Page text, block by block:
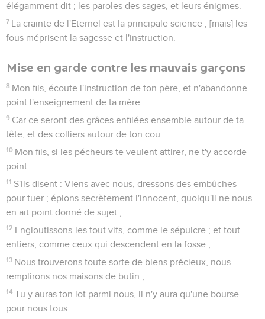
élégamment dit ; les paroles des sages, et leurs énigmes.
7 La crainte de l'Eternel est la principale science ; [mais] les
fous méprisent la sagesse et l'instruction.
Mise en garde contre les mauvais garçons
8 Mon fils, écoute l'instruction de ton père, et n'abandonne
point l'enseignement de ta mère.
9 Car ce seront des grâces enfilées ensemble autour de ta
tête, et des colliers autour de ton cou.
10 Mon fils, si les pécheurs te veulent attirer, ne t'y accorde
point.
11 S'ils disent : Viens avec nous, dressons des embûches
pour tuer ; épions secrètement l'innocent, quoiqu'il ne nous
en ait point donné de sujet ;
12 Engloutissons-les tout vifs, comme le sépulcre ; et tout
entiers, comme ceux qui descendent en la fosse ;
13 Nous trouverons toute sorte de biens précieux, nous
remplirons nos maisons de butin ;
14 Tu y auras ton lot parmi nous, il n'y aura qu'une bourse
pour nous tous.